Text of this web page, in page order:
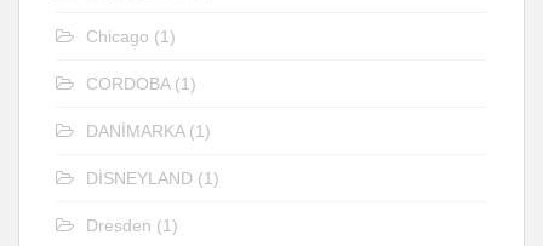
Chicago (1)
CORDOBA(1)
DANİMARKA(1)
DİSNEYLAND (1)
Dresden (1)